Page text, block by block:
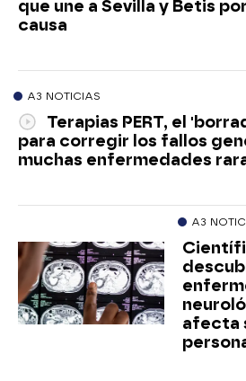
que une a Sevilla y Betis
causa
A3 NOTICIAS
Terapias PERT, el
para corregir los fallos
muchas enfermedades
A3
afecta